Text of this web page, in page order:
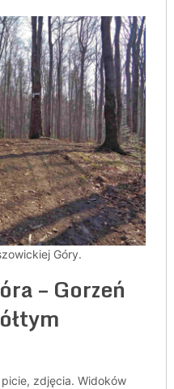
Góry.
– Gorzeń
zdjęcia. Widoków